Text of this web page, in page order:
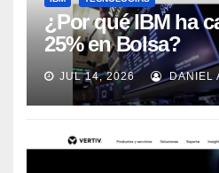
¿Por qué IBM ha
25% en Bolsa?
JUL 14, 2026 DANIEL